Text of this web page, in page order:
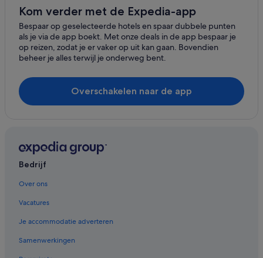
Fletcher-Hotels in Mechelen
Hotels met gratis ontbijt in Epen
Bastion Hotels in Epen
Hotels in Mechelen
Hostels in Mechelen
Hostels in Gulpen
Fletcher-Hotels in Noorbeek
Particuliere vakantiehuizen in Margraten
Fletcher-Hotels in Gulpen
Hotels in Wahlwiller
Hotels met 5 sterren in Mechelen
Hotels in de buurt van Klooster Wittem
Kom verder met de Expedia-app
Bespaar op geselecteerde hotels en spaar dubbele punten
als je via de app boekt. Met onze deals in de app bespaar je
op reizen, zodat je er vaker op uit kan gaan. Bovendien
beheer je alles terwijl je onderweg bent.
Overschakelen naar de app
Bedrijf
Over ons
Vacatures
Je accommodatie adverteren
Samenwerkingen